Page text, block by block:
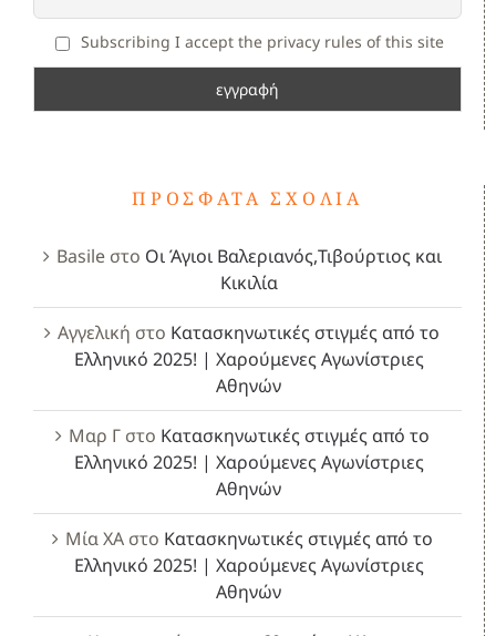
Subscribing I accept the privacy rules of this site
ΠΡΌΣΦΑΤΑ ΣΧΌΛΙΑ
Basileστο Οι Άγιοι Βαλεριανός,Τιβούρτιος και
Κικιλία
Αγγελική στο Κατασκηνωτικές στιγμές από το
Ελληνικό 2025! | Χαρούμενες Αγωνίστριες
Αθηνών
Μαρ Γστο Κατασκηνωτικές στιγμές από το
Ελληνικό 2025! | Χαρούμενες Αγωνίστριες
Αθηνών
Μία ΧΑστο Κατασκηνωτικές στιγμές από το
Ελληνικό 2025! | Χαρούμενες Αγωνίστριες
Αθηνών